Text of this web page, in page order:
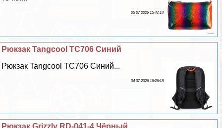
05 07 2026 15:47:14
Рюкзак Tangcool TC706 Синий
Рюкзак Tangcool TC706 Синий...
04 07 2026 16:26:18